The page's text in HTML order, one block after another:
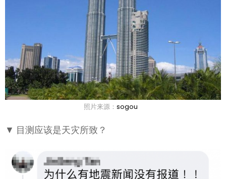
照片来源： sogou
▼ 目测应该是天灾所致？